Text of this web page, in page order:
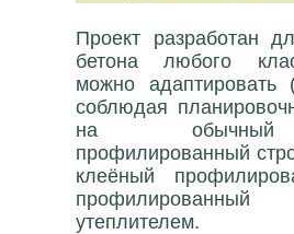
Проект разработан
бетона любого
можно адаптировать
соблюдая
на
профилированный
клеёный
утеплителем.